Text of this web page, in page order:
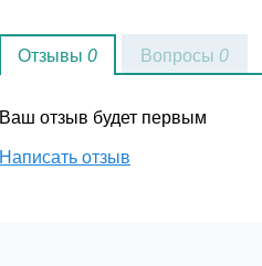
Отзывы 0
Ваш отзыв будет первым
Написать отзыв
Вопросы 0